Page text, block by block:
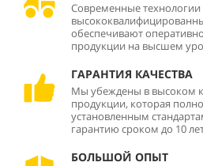
Современные
обеспечивают
продукции на высшем
ГАРАНТИЯ КАЧЕСТВА
Мы убеждены в высоком
продукции, которая
установленным
гарантию сроком до 10
БОЛЬШОЙ ОПЫТ